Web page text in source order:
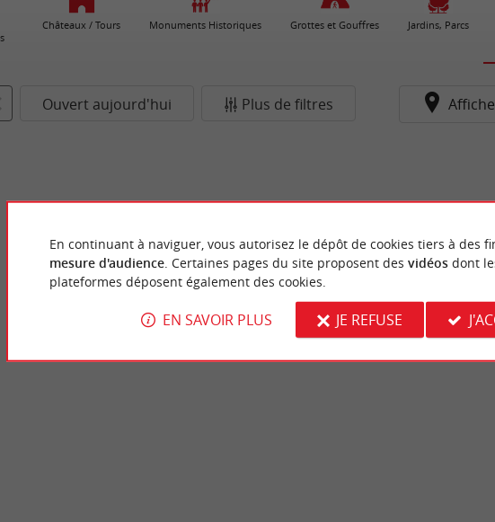
Châteaux / Tours Monuments Historiques Grottes et Gouffres Jardins, Parcs
Ouvert aujourd'hui Plus de filtres
En continuant à naviguer, vous autorisez le dépôt de cookies tiers à des
mesure d'audience. Certaines pages du site proposent des vidéosdont
plateformes déposent également des cookies.
EN SAVOIR PLUS JE REFUSE